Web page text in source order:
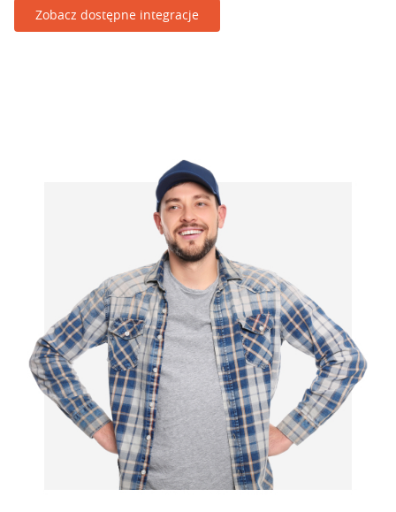
Zobacz dostępne integracje